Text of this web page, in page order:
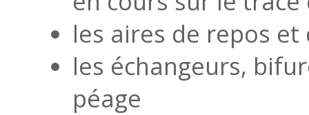
les aires de repos et
les échangeurs,
péage